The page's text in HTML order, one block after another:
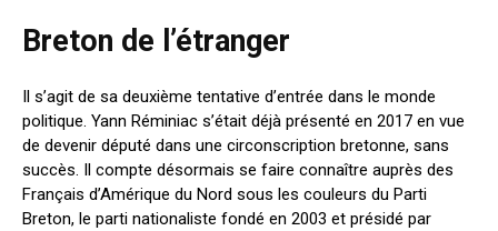
Breton de l’étranger
Il s’agit de sa deuxième tentative d’entrée dans le monde
politique. Yann Réminiac s’était déjà présenté en 2017 en vue
de devenir député dans une circonscription bretonne, sans
succès. Il compte désormais se faire connaître auprès des
Français d’Amérique du Nord sous les couleurs du Parti
Breton, le parti nationaliste fondé en 2003 et présidé par